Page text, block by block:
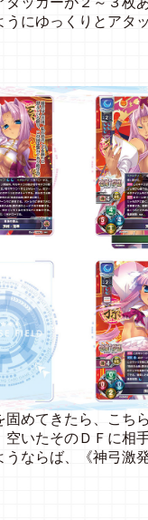
うにゆっくりとアタ
固めてきたら、こち
空いたそのＤＦに相
うならば、《神弓激